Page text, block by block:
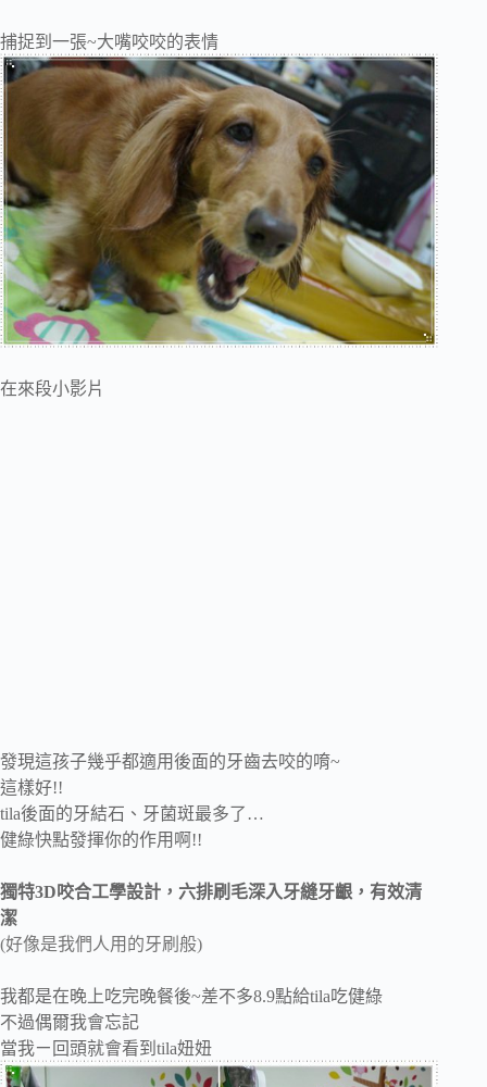
捕捉到一張~大嘴咬咬的表情
在來段小影片
發現這孩子幾乎都適用後面的牙齒去咬的唷~
這樣好!!
tila後面的牙結石、牙菌斑最多了…
健綠快點發揮你的作用啊!!
獨特3D咬合工學設計，六排刷毛深入牙縫牙齦，有效清
潔
(好像是我們人用的牙刷般)
我都是在晚上吃完晚餐後~差不多8.9點給tila吃健綠
不過偶爾我會忘記
當我ㄧ回頭就會看到tila妞妞